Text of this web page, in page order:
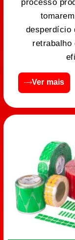
processo
desperdício
retrabalho
Ver mais